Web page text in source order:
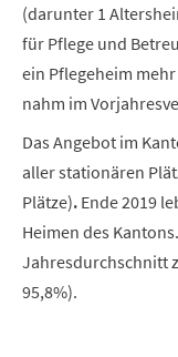
(darunter 1
für Pflege und
ein Pflegeheim
nahm im
Das Angebot im
aller stationären
Plätze). Ende 2019
Heimen des
Jahresdurchschnitt
95,8%).